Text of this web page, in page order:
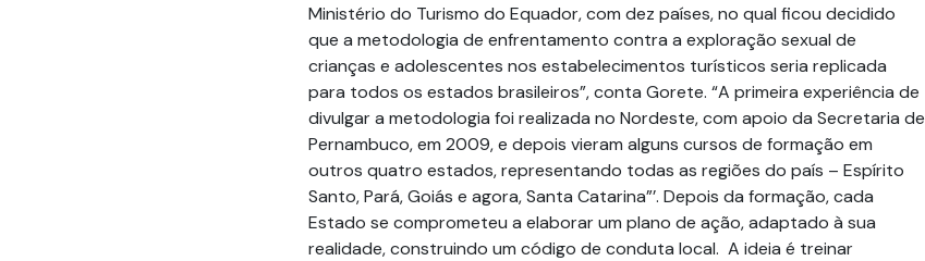
Ministério do Turismo do Equador, com dez países, no qual ficou decidido
que a metodologia de enfrentamento contra a exploração sexual de
crianças e adolescentes nos estabelecimentos turísticos seria replicada
para todos os estados brasileiros”, conta Gorete. “A primeira experiência de
divulgar a metodologia foi realizada no Nordeste, com apoio da Secretaria de
Pernambuco, em 2009, e depois vieram alguns cursos de formação em
outros quatro estados, representando todas as regiões do país – Espírito
Santo, Pará, Goiás e agora, Santa Catarina”’. Depois da formação, cada
Estado se comprometeu a elaborar um plano de ação, adaptado à sua
realidade, construindo um código de conduta local. A ideia é treinar